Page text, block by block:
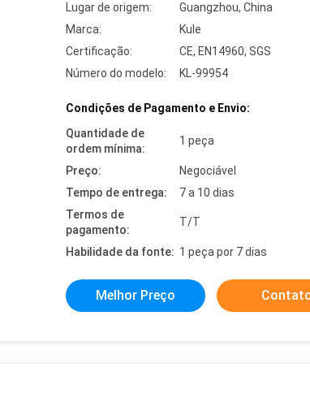
Lugar de origem:
Guangzhou, China
Marca:
Kule
Certificação:
CE, EN14960, SGS
Número do modelo:
KL-99954
Condições de Pagamento e Envio:
Quantidade de
ordem mínima:
1 peça
Preço:
Negociável
Tempo de entrega:
7 a 10 dias
Termos de
pagamento:
T/T
Habilidade da fonte: 1 peça por 7 dias
Melhor Preço